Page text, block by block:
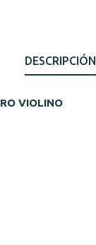
DESCRIPCIÓN
VIOLINO